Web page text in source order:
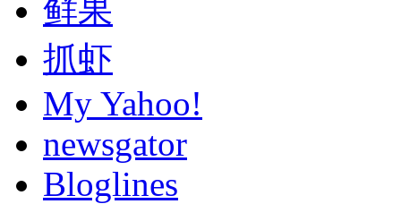
鲜果
抓虾
My Yahoo!
newsgator
Bloglines